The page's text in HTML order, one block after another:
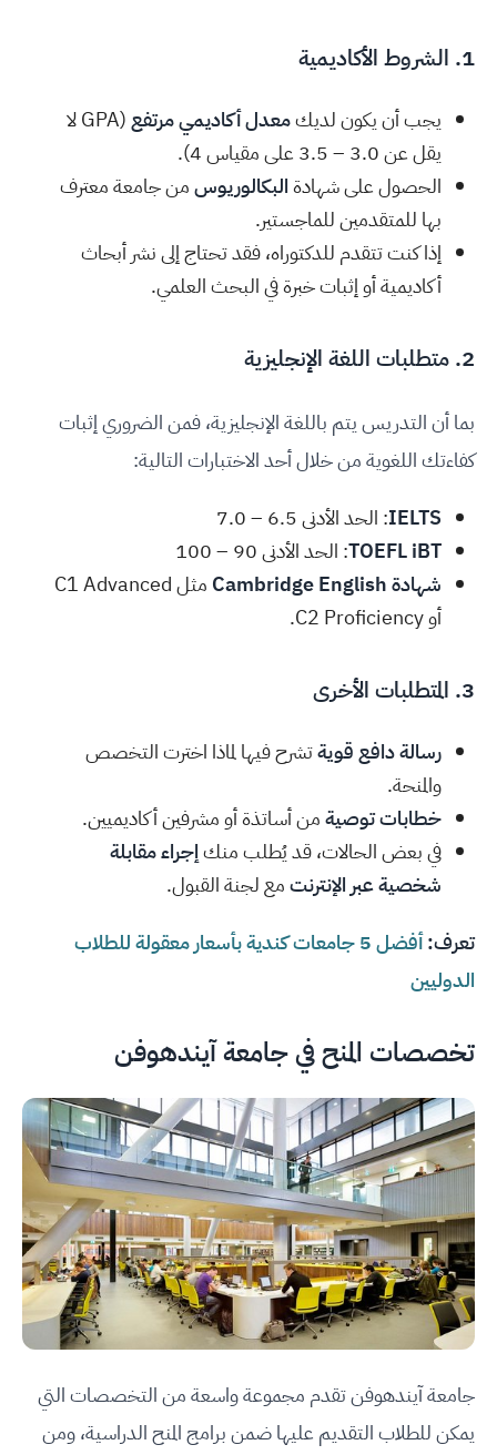
1. الشروط الأكاديمية
يجب أن يكون لديكمعدل أكاديمي مرتفع
(GPA لا
يقل عن 3.0 – 3.5 على مقياس 4).
الحصول على شهادةالبكالوريوسمن جامعة معترف
بها للمتقدمين للماجستير.
إذا كنت تتقدم للدكتوراه، فقد تحتاج إلى نشر أبحاث
أكاديمية أو إثبات خبرة في البحث العلمي.
2. متطلبات اللغة الإنجليزية
بما أن التدريس يتم باللغة الإنجليزية، فمن الضروري إثبات
كفاءتك اللغوية من خلال أحد الاختبارات التالية:
IELTS: الحد الأدنى 6.5 – 7.0
TOEFL iBT: الحد الأدنى 90 – 100
شهادة Cambridge English
مثل C1 Advanced
أو C2 Proficiency.
3. المتطلبات الأخرى
رسالة دافع قويةتشرح فيها لماذا اخترت التخصص
والمنحة.
خطابات توصيةمن أساتذة أو مشرفين أكاديميين.
في بعض الحالات، قد يُطلب منكإجراء مقابلة
شخصية عبر الإنترنتمع لجنة القبول.
تعرف:
أفضل 5 جامعات كندية بأسعار معقولة للطلاب
الدوليين
تخصصات المنح في جامعة آيندهوفن
جامعة آيندهوفن تقدم مجموعة واسعة من التخصصات التي
يمكن للطلاب التقديم عليها ضمن برامج المنح الدراسية، ومن